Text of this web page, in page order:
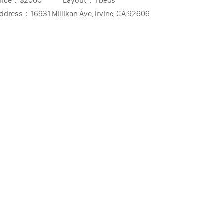
： 16931 Millikan Ave, Irvine, CA 92606